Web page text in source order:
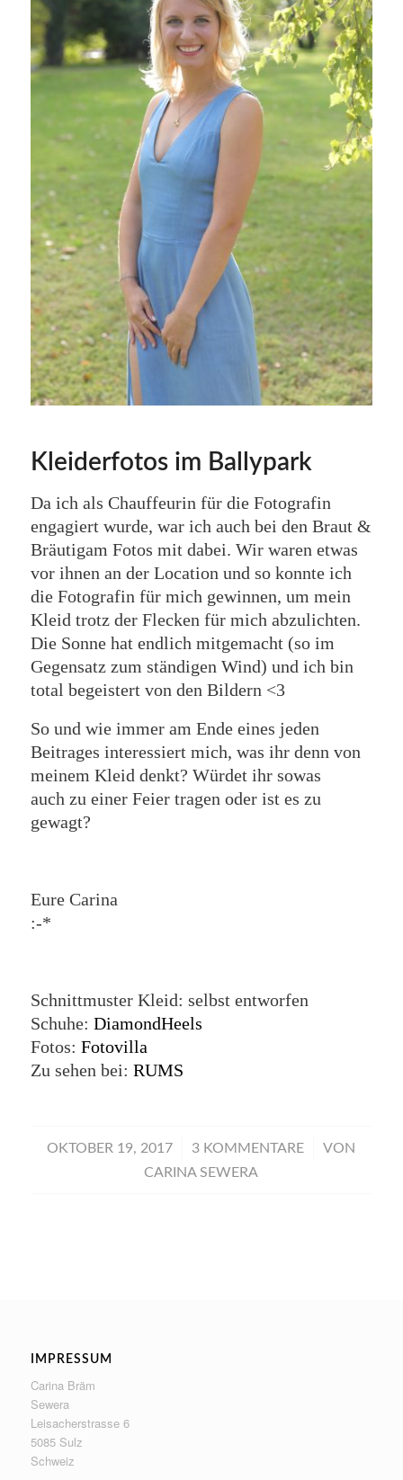
Kleiderfotos im Ballypark
Da ich als Chauffeurin für die Fotografin
engagiert wurde, war ich auch bei den Braut &
Bräutigam Fotos mit dabei. Wir waren etwas
vor ihnen an der Location und so konnte ich
die Fotografin für mich gewinnen, um mein
Kleid trotz der Flecken für mich abzulichten.
Die Sonne hat endlich mitgemacht (so im
Gegensatz zum ständigen Wind) und ich bin
total begeistert von den Bildern <3
So und wie immer am Ende eines jeden
Beitrages interessiert mich, was ihr denn von
meinem Kleid denkt? Würdet ihr sowas
auch zu einer Feier tragen oder ist es zu
gewagt?
Eure Carina
:-*
Schnittmuster Kleid: selbst entworfen
Schuhe: DiamondHeels
Fotos: Fotovilla
Zu sehen bei: RUMS
OKTOBER 19, 2017
/ 3 KOMMENTARE
/
VON
CARINA SEWERA
IMPRESSUM
Carina Bräm
Sewera
Leisacherstrasse 6
5085 Sulz
Schweiz